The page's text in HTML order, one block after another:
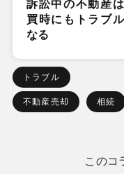
訴訟中の不動産
買時にもトラブ
なる
トラブル
不動産売却 相続
このコ